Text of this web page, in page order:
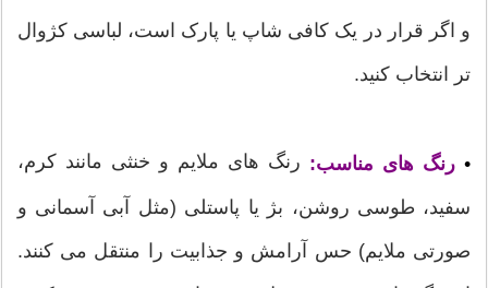
و اگر قرار در یک کافی شاپ یا پارک است، لباسی کژوال
تر انتخاب کنید.
• رنگ های مناسب: رنگ های ملایم و خنثی مانند کرم،
سفید، طوسی روشن، بژ یا پاستلی (مثل آبی آسمانی و
صورتی ملایم) حس آرامش و جذابیت را منتقل می کنند.